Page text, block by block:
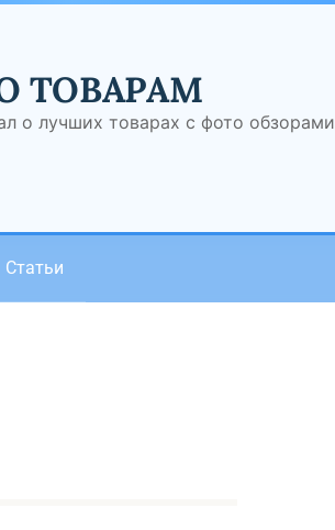
ТОВАРАМ
о лучших товарах с фото обзорами
Статьи